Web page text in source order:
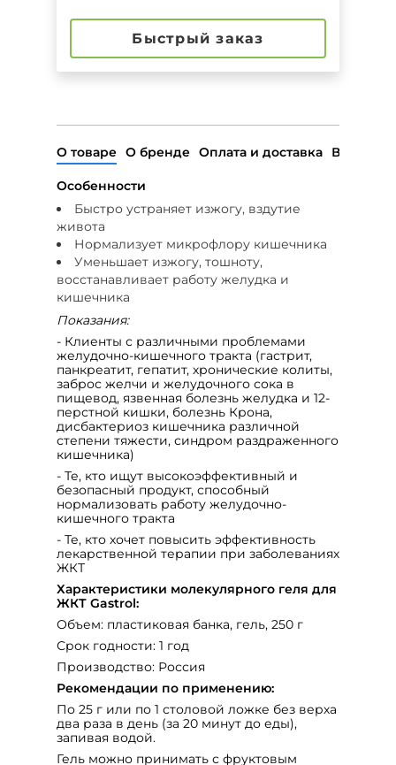
Быстрый заказ
О товаре О бренде Оплата и доставка Возврат
Особенности
Быстро устраняет изжогу, вздутие
живота
Нормализует микрофлору кишечника
Уменьшает изжогу, тошноту,
восстанавливает работу желудка и
кишечника
Показания:
- Клиенты с различными проблемами
желудочно-кишечного тракта (гастрит,
панкреатит, гепатит, хронические колиты,
заброс желчи и желудочного сока в
пищевод, язвенная болезнь желудка и 12-
перстной кишки, болезнь Крона,
дисбактериоз кишечника различной
степени тяжести, синдром раздраженного
кишечника)
- Те, кто ищут высокоэффективный и
безопасный продукт, способный
нормализовать работу желудочно-
кишечного тракта
- Те, кто хочет повысить эффективность
лекарственной терапии при заболеваниях
ЖКТ
Характеристики молекулярного геля для
ЖКТ Gastrol:
Объем: пластиковая банка, гель, 250 г
Срок годности: 1 год
Производство: Россия
Рекомендации по применению:
По 25 г или по 1 столовой ложке без верха
два раза в день (за 20 минут до еды),
запивая водой.
Гель можно принимать с фруктовым